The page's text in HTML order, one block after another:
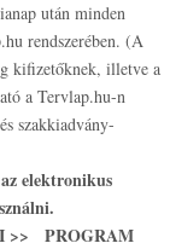
után minden
rendszerében. (A
kifizetőknek, illetve a
a Tervlap.hu-n
szakkiadvány-
elektronikus
>> PROGRAM